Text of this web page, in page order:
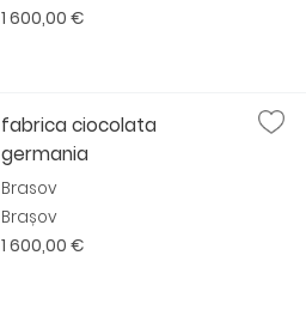
1 600,00 €
fabrica ciocolata
germania
Brasov
Brașov
1 600,00 €